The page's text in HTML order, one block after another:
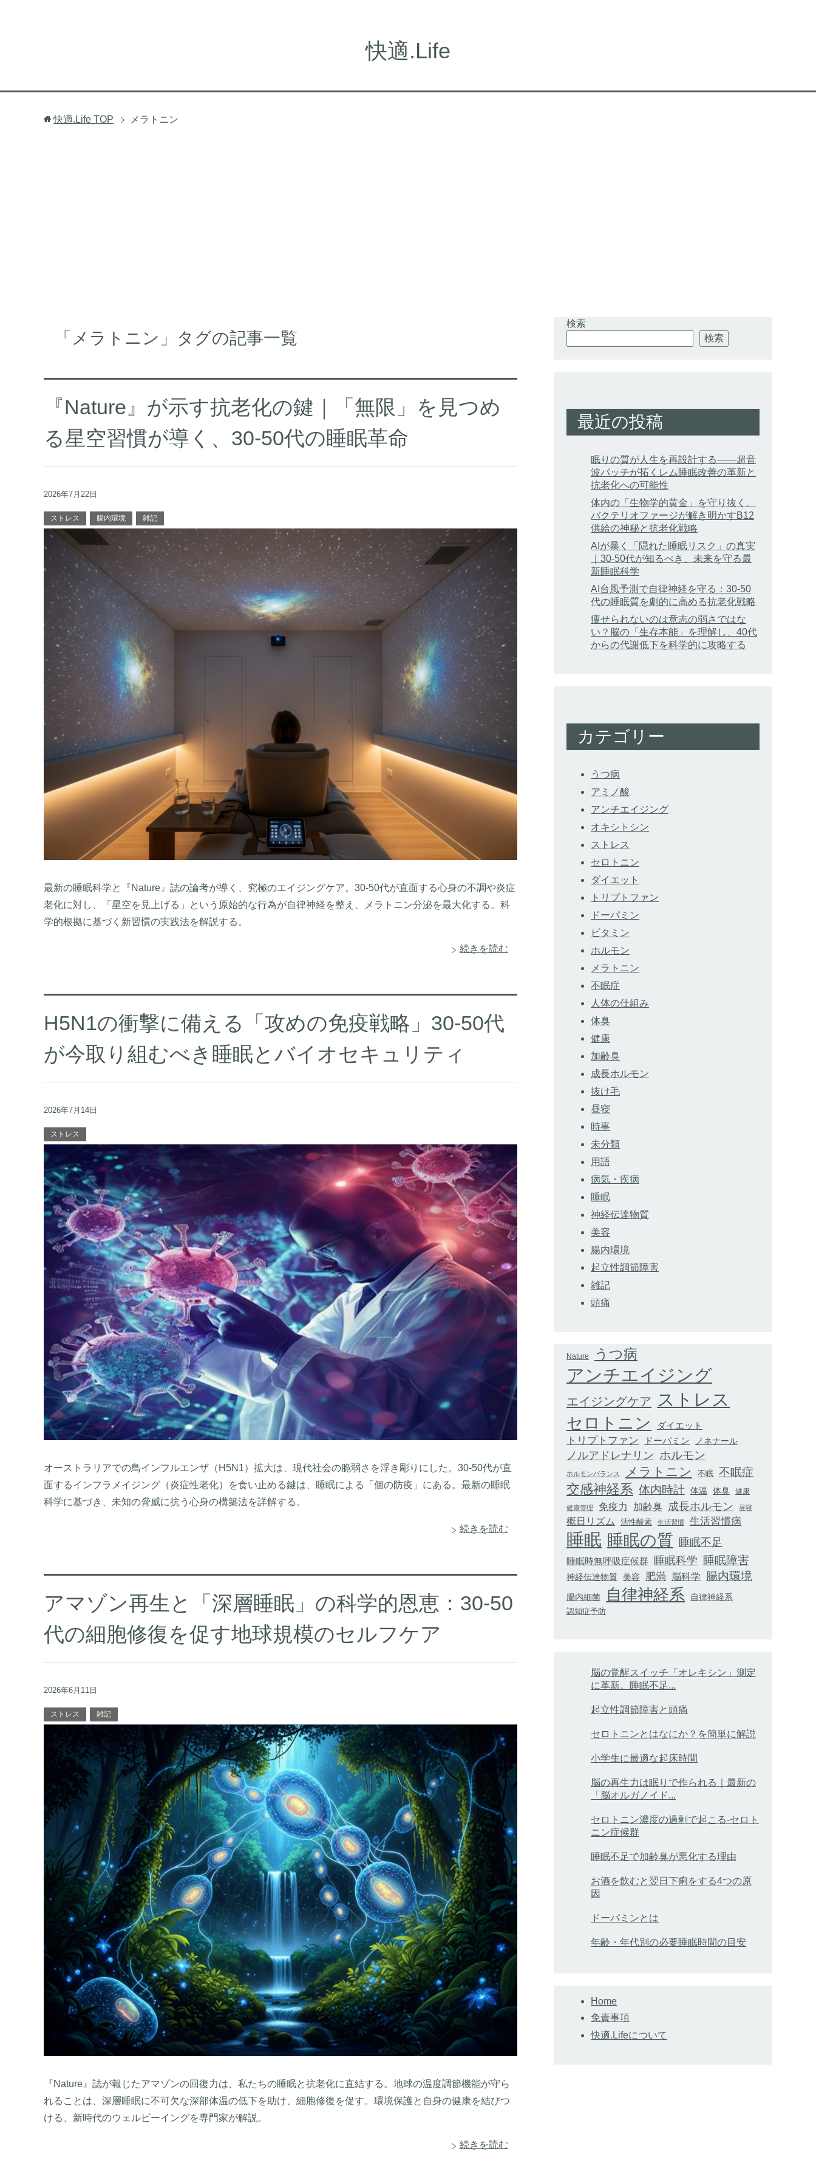
快適.Life
快適.Life TOP メラトニン
「メラトニン」タグの記事一覧
『Nature』が示す抗老化の鍵｜「無限」を見つめ
る星空習慣が導く、30-50代の睡眠革命
2026年7月22日
ストレス 腸内環境 雑記
最新の睡眠科学と『Nature』誌の論考が導く、究極のエイジングケア。30-50代が直面する心身の不調や炎症
老化に対し、「星空を見上げる」という原始的な行為が自律神経を整え、メラトニン分泌を最大化する。科
学的根拠に基づく新習慣の実践法を解説する。
続きを読む
H5N1の衝撃に備える「攻めの免疫戦略」30-50代
が今取り組むべき睡眠とバイオセキュリティ
2026年7月14日
ストレス
オーストラリアでの鳥インフルエンザ（H5N1）拡大は、現代社会の脆弱さを浮き彫りにした。30-50代が直
面するインフラメイジング（炎症性老化）を食い止める鍵は、睡眠による「個の防疫」にある。最新の睡眠
科学に基づき、未知の脅威に抗う心身の構築法を詳解する。
続きを読む
アマゾン再生と「深層睡眠」の科学的恩恵：30-50
代の細胞修復を促す地球規模のセルフケア
2026年6月11日
ストレス 雑記
『Nature』誌が報じたアマゾンの回復力は、私たちの睡眠と抗老化に直結する。地球の温度調節機能が守ら
れることは、深層睡眠に不可欠な深部体温の低下を助け、細胞修復を促す。環境保護と自身の健康を結びつ
ける、新時代のウェルビーイングを専門家が解説。
続きを読む
検索
検索
最近の投稿
眠りの質が人生を再設計する——超音
波パッチが拓くレム睡眠改善の革新と
抗老化への可能性
体内の「生物学的黄金」を守り抜く。
バクテリオファージが解き明かすB12
供給の神秘と抗老化戦略
AIが暴く「隠れた睡眠リスク」の真実
｜30-50代が知るべき、未来を守る最
新睡眠科学
AI台風予測で自律神経を守る：30-50
代の睡眠質を劇的に高める抗老化戦略
痩せられないのは意志の弱さではな
い？脳の「生存本能」を理解し、40代
からの代謝低下を科学的に攻略する
カテゴリー
うつ病
アミノ酸
アンチエイジング
オキシトシン
ストレス
セロトニン
ダイエット
トリプトファン
ドーパミン
ビタミン
ホルモン
メラトニン
不眠症
人体の仕組み
体臭
健康
加齢臭
成長ホルモン
抜け毛
昼寝
時事
未分類
用語
病気・疾病
睡眠
神経伝達物質
美容
腸内環境
起立性調節障害
雑記
頭痛
Nature うつ病
アンチエイジング
エイジングケア ストレス
セロトニン ダイエット
トリプトファン ドーパミン ノネナール
ノルアドレナリン ホルモン
ホルモンバランス メラトニン 不眠 不眠症
交感神経系 体内時計 体温 体臭 健康
健康管理 免疫力 加齢臭 成長ホルモン 昼寝
概日リズム 活性酸素 生活習慣 生活習慣病
睡眠 睡眠の質 睡眠不足
睡眠時無呼吸症候群 睡眠科学 睡眠障害
神経伝達物質 美容 肥満 脳科学 腸内環境
腸内細菌 自律神経系
自律神経系
認知症予防
脳の覚醒スイッチ「オレキシン」測定
に革新。睡眠不足...
起立性調節障害と頭痛
セロトニンとはなにか？を簡単に解説
小学生に最適な起床時間
脳の再生力は眠りで作られる｜最新の
「脳オルガノイド...
セロトニン濃度の過剰で起こる-セロト
ニン症候群
睡眠不足で加齢臭が悪化する理由
お酒を飲むと翌日下痢をする4つの原
因
ドーパミンとは
年齢・年代別の必要睡眠時間の目安
Home
免責事項
快適.Lifeについて